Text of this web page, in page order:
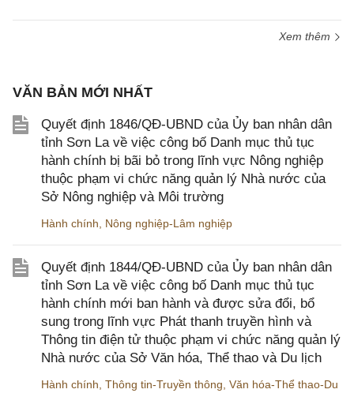
Xem thêm
VĂN BẢN MỚI NHẤT
Quyết định 1846/QĐ-UBND của Ủy ban nhân dân
tỉnh Sơn La về việc công bố Danh mục thủ tục
hành chính bị bãi bỏ trong lĩnh vực Nông nghiệp
thuộc phạm vi chức năng quản lý Nhà nước của
Sở Nông nghiệp và Môi trường
Hành chính Nông nghiệp-Lâm nghiệp
Quyết định 1844/QĐ-UBND của Ủy ban nhân dân
tỉnh Sơn La về việc công bố Danh mục thủ tục
hành chính mới ban hành và được sửa đổi, bổ
sung trong lĩnh vực Phát thanh truyền hình và
Thông tin điện tử thuộc phạm vi chức năng quản lý
Nhà nước của Sở Văn hóa, Thể thao và Du lịch
Hành chính Thông tin-Truyền thông Văn hóa-Thể thao-Du